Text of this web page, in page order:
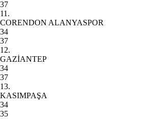
37
11.
CORENDON ALANYASPOR
34
37
12.
GAZİANTEP
34
37
13.
KASIMPAŞA
34
35